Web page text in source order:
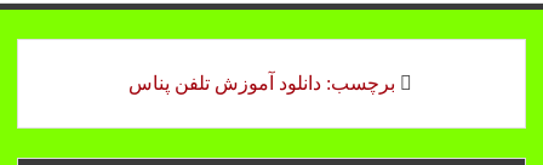
(ع)
رضوی
برچسب: دانلود آموزش تلفن پناس